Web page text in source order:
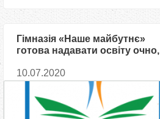
Гімназія «Наше майбутнє»
готова надавати освіту очно,
10.07.2020